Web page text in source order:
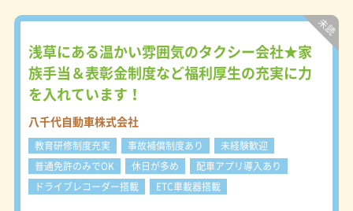
BGMなど常にお客さまへの気配りを
大切にし、最高の運送サービスを提供
することが求められます。 ＜PRポイ
ント＞ ◆高収入を実現 昇給・各種手
当・交通費規定支給・退職金制度など
プラスアルファの収入が多彩にあり、
入社2年目で年収500万円以上、6年目
以降で600万円以上も目指せます！ 賞
与は年間約66万円支給（令和6年度実
績）で業界最高水準となっています！
◆高い定着率 平均勤続年数は約14年
浅草にある温かい雰囲気のタクシー会社★家
族手当＆表彰金制度など福利厚生の充実に力
を入れています！
八千代自動車株式会社
教育研修制度充実 事故補償制度あり
未経験歓迎
普通免許のみでOK
休日が多め
配車アプリ導入あり
ドライブレコーダー搭載
ETC車載器搭載